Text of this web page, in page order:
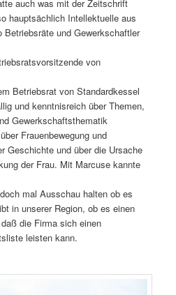
auch was mit der Zeitschrift
hauptsächlich Intellektuelle aus
Betriebsräte und Gewerkschaftler
von
Betriebsrat von Standardkessel
und kenntnisreich über Themen,
Gewerkschaftsthematik
Frauenbewegung und
Geschichte und über die Ursache
der Frau. Mit Marcuse kannte
mal Ausschau halten ob es
in unserer Region, ob es einen
die Firma sich einen
leisten kann.